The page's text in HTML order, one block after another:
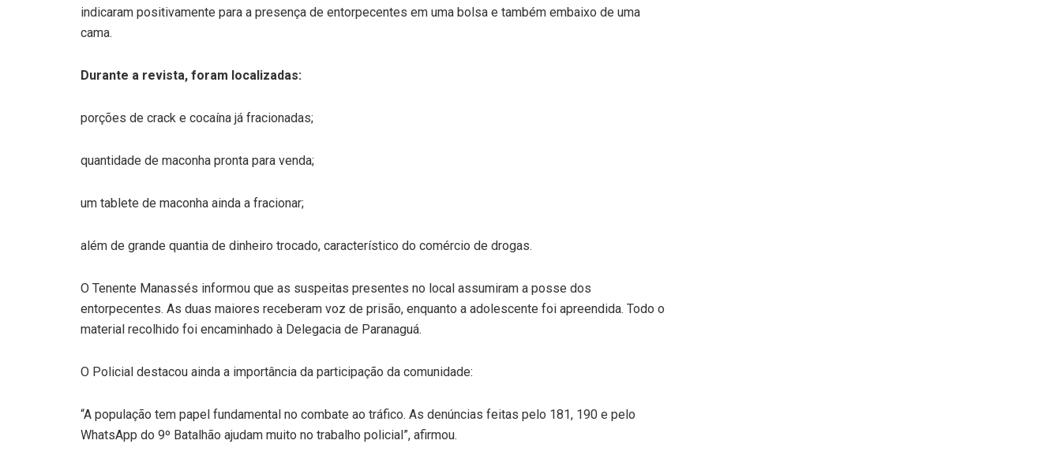
indicaram positivamente para a presença de entorpecentes em uma bolsa e também embaixo de uma
cama.
Durante a revista, foram localizadas:
porções de crack e cocaína já fracionadas;
quantidade de maconha pronta para venda;
um tablete de maconha ainda a fracionar;
além de grande quantia de dinheiro trocado, característico do comércio de drogas.
O Tenente Manassés informou que as suspeitas presentes no local assumiram a posse dos
entorpecentes. As duas maiores receberam voz de prisão, enquanto a adolescente foi apreendida. Todo o
material recolhido foi encaminhado à Delegacia de Paranaguá.
O Policial destacou ainda a importância da participação da comunidade:
“A população tem papel fundamental no combate ao tráfico. As denúncias feitas pelo 181, 190 e pelo
WhatsApp do 9º Batalhão ajudam muito no trabalho policial”, afirmou.